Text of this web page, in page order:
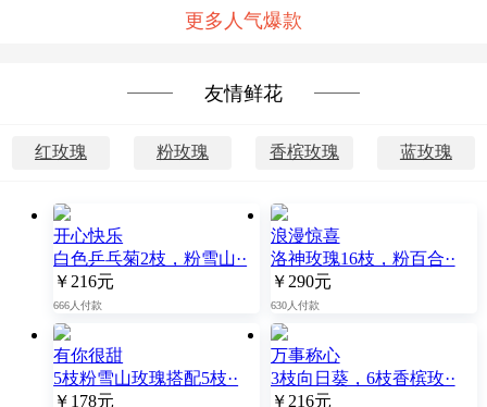
更多人气爆款
友情鲜花
红玫瑰 粉玫瑰 香槟玫瑰 蓝玫瑰
开心快乐
白色乒乓菊2枝，粉雪山··
￥216元
666人付款
浪漫惊喜
洛神玫瑰16枝，粉百合··
￥290元
630人付款
有你很甜
5枝粉雪山玫瑰搭配5枝··
￥178元
万事称心
3枝向日葵，6枝香槟玫··
￥216元